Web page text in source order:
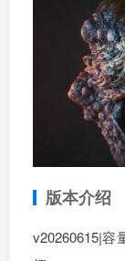
版本介绍
v20260615|容